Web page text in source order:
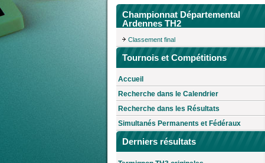
Championnat Départemental
Ardennes TH2
Classement final
Tournois et Compétitions
Accueil
Recherche dans le Calendrier
Recherche dans les Résultats
Simultanés Permanents et Fédéraux
Derniers résultats